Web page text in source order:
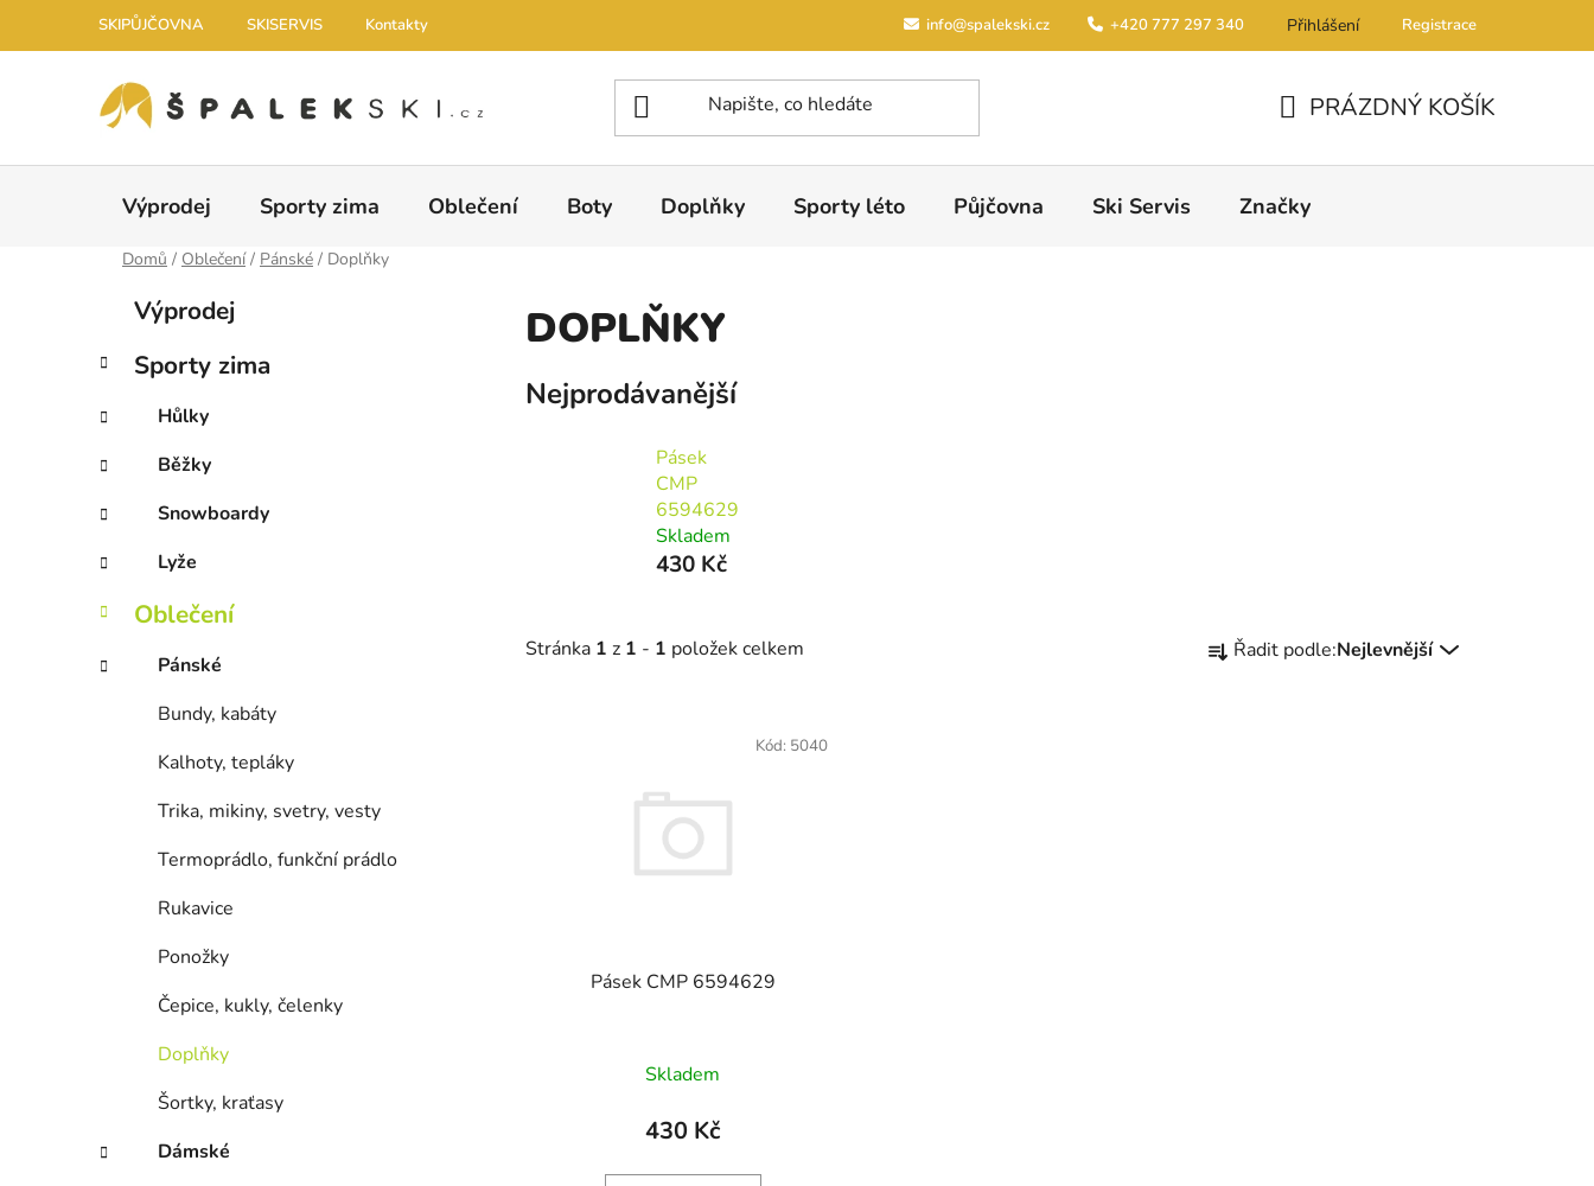
Přejít na obsahSKIPŮJČOVNA SKISERVIS Kontakty info@spalekski.cz +420 777 297 340 Přihlášení Registrace
PRÁZDNÝ KOŠÍK
Výprodej Sporty zima Oblečení Boty Doplňky Sporty léto Půjčovna Ski Servis Značky
Domů / Oblečení / Pánské / Doplňky
Postranní panel
Přeskočit kategorie
Kategorie
Výprodej
Sporty zima
Hůlky
Běžky
Snowboardy
Lyže
Oblečení
Pánské
Bundy, kabáty
Kalhoty, tepláky
Trika, mikiny, svetry, vesty
Termoprádlo, funkční prádlo
Rukavice
Ponožky
Čepice, kukly, čelenky
Doplňky
Šortky, kraťasy
Dámské
DOPLŇKY
Nejprodávanější
Pásek
CMP
6594629
Skladem
430 Kč
Stránka 1 z 1 - 1 položek celkem Řazení produktů
Řadit podle:Nejlevnější
Pásek CMP 6594629
Skladem
430 Kč
Kód: 5040